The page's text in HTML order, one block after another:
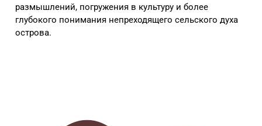
размышлений, погружения в культуру и более
глубокого понимания непреходящего сельского духа
острова.